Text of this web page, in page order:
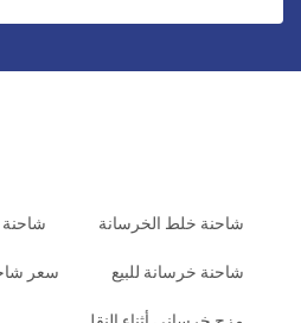
شاحنة خلط الخرسانة شاحنة
شاحنة خرسانة للبيع سعر